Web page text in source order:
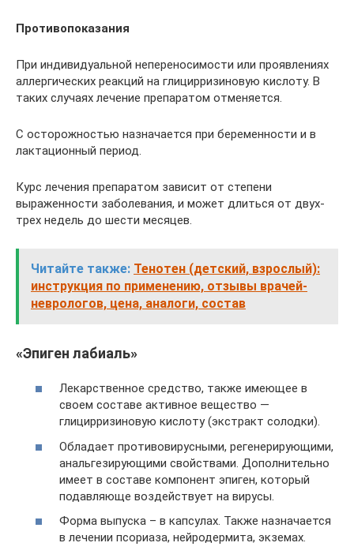
Противопоказания
При индивидуальной непереносимости или проявлениях
аллергических реакций на глицирризиновую кислоту. В
таких случаях лечение препаратом отменяется.
С осторожностью назначается при беременности и в
лактационный период.
Курс лечения препаратом зависит от степени
выраженности заболевания, и может длиться от двух-
трех недель до шести месяцев.
Читайте также: Тенотен (детский, взрослый):
инструкция по применению, отзывы врачей-
неврологов, цена, аналоги, состав
«Эпиген лабиаль»
Лекарственное средство, также имеющее в
своем составе активное вещество —
глицирризиновую кислоту (экстракт солодки).
Обладает противовирусными, регенерирующими,
анальгезирующими свойствами. Дополнительно
имеет в составе компонент эпиген, который
подавляюще воздействует на вирусы.
Форма выпуска – в капсулах. Также назначается
в лечении псориаза, нейродермита, экземах.